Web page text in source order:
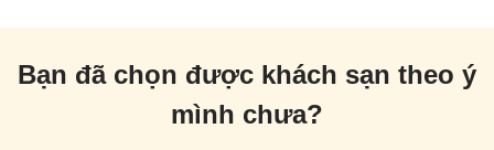
Bạn đã chọn được khách sạn theo ý
mình chưa?